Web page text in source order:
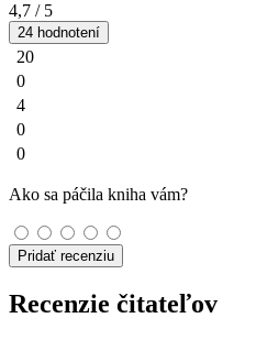
4,7 / 5
24 hodnotení
20
0
4
0
0
Ako sa páčila kniha vám?
Pridať recenziu
Recenzie čitateľov